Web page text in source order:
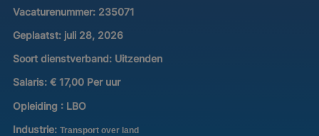
Vacaturenummer: 235071
Geplaatst: juli 28, 2026
Soort dienstverband: Uitzenden
Salaris: € 17,00 Per uur
Opleiding : LBO
Industrie: Transport over land